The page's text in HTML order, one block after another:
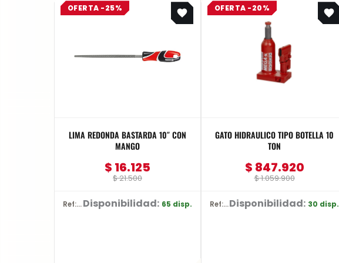
OFERTA -25%
LIMA REDONDA BASTARDA 10″ CON
MANGO
$21.500
price
$ 16.125
price
Ref: YT-6227Disponibilidad: 65 disp.
OFERTA -20%
GATO HIDRAULICO TIPO BOTELLA 10
TON
$1.059.900
price
$ 847.920
price
Ref: BR10Disponibilidad: 30 disp.